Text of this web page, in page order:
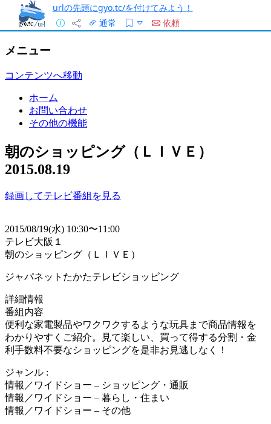
urlの先頭にgyo.tc/を付けてみよう！
通常
依頼